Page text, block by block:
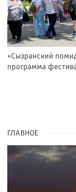
«Сызранский
программа
ГЛАВНОЕ